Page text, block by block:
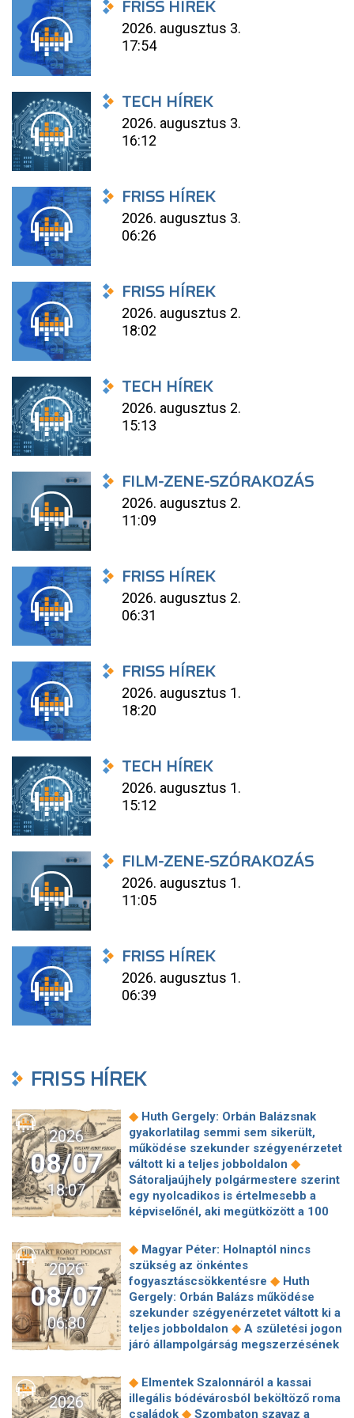
FRISS HÍREK
2026. augusztus 3.
17:54
TECH HÍREK
2026. augusztus 3.
16:12
FRISS HÍREK
2026. augusztus 3.
06:26
FRISS HÍREK
2026. augusztus 2.
18:02
TECH HÍREK
2026. augusztus 2.
15:13
FILM-ZENE-SZÓRAKOZÁS
2026. augusztus 2.
11:09
FRISS HÍREK
2026. augusztus 2.
06:31
FRISS HÍREK
2026. augusztus 1.
18:20
TECH HÍREK
2026. augusztus 1.
15:12
FILM-ZENE-SZÓRAKOZÁS
2026. augusztus 1.
11:05
FRISS HÍREK
2026. augusztus 1.
06:39
FRISS HÍREK
2026
08/07
18:07
◆ Huth Gergely: Orbán Balázsnak
gyakorlatilag semmi sem sikerült,
működése szekunder szégyenérzetet
váltott ki a teljes jobboldalon ◆
Sátoraljaújhely polgármestere szerint
egy nyolcadikos is értelmesebb a
képviselőnél, aki megütközött a 100
hírszerzés szerint Putyin pár éven
belül megtámadhat egy NATO-
tagállamot ◆ Vitézy Dávid
elmagyarázta, miért Mészárosék
cége nyerte a közbeszerzést
sínhegesztésre◆ Nagy cégek
segítségét kéri Szolnok
polgármestere a 400 kirúgott
mozgolódás a Legfőbb Ügyészségen,
többen kerülnek új pozícióba◆Tarr
2026
08/07
06:30
◆ Magyar Péter: Holnaptól nincs
szükség az önkéntes
fogyasztáscsökkentésre ◆ Huth
Gergely: Orbán Balázs működése
szekunder szégyenérzetet váltott ki a
teljes jobboldalon ◆ A születési jogon
járó állampolgárság megszerzésének
Donald Trump
◆ „Kevésen múlt a
katasztrófa” – szintet léphetett az
orosz hibrid hadviselés ◆
2026
◆ Elmentek Szalonnáról a kassai
illegális bódévárosból beköltöző roma
családok ◆ Szombaton szavaz a